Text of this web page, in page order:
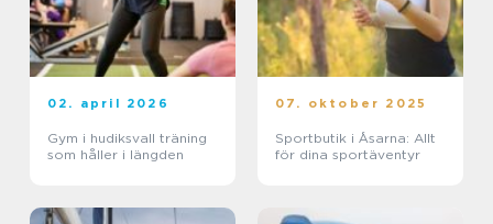
02. april 2026
Gym i hudiksvall träning
som håller i längden
07. oktober 2025
Sportbutik i Åsarna: Allt
för dina sportäventyr